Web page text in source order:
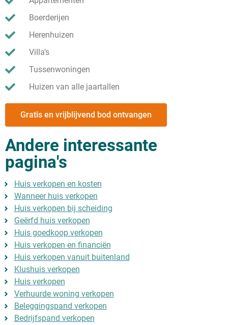
Boerderijen
Herenhuizen
Villa's
Tussenwoningen
Huizen van alle jaartallen
Gratis en vrijblijvend bod ontvangen
Andere interessante
pagina's
Huis verkopen en kosten
Wanneer huis verkopen
Huis verkopen bij scheiding
Geërfd huis verkopen
Huis goedkoop verkopen
Huis verkopen en financiën
Huis verkopen vanuit buitenland
Klushuis verkopen
Huis verkopen
Verhuurde woning verkopen
Beleggingspand verkopen
Bedrijfspand verkopen